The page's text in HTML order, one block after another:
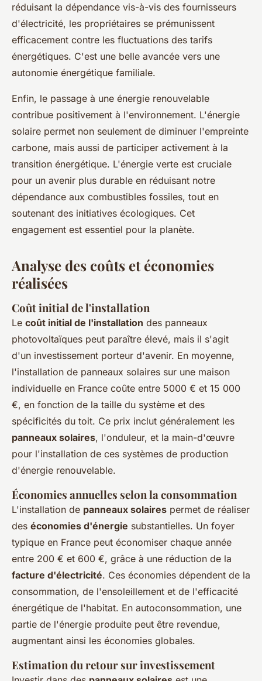
réduisant la dépendance vis-à-vis des fournisseurs
d'électricité, les propriétaires se prémunissent
efficacement contre les fluctuations des tarifs
énergétiques. C'est une belle avancée vers une
autonomie énergétique familiale.
Enfin, le passage à une énergie renouvelable
contribue positivement à l'environnement. L'énergie
solaire permet non seulement de diminuer l'empreinte
carbone, mais aussi de participer activement à la
transition énergétique. L'énergie verte est cruciale
pour un avenir plus durable en réduisant notre
dépendance aux combustibles fossiles, tout en
soutenant des initiatives écologiques. Cet
engagement est essentiel pour la planète.
Analyse des coûts et économies
réalisées
Coût initial de l'installation
Le coût initial de l'installation des panneaux
photovoltaïques peut paraître élevé, mais il s'agit
d'un investissement porteur d'avenir. En moyenne,
l'installation de panneaux solaires sur une maison
individuelle en France coûte entre 5000 € et 15 000
€, en fonction de la taille du système et des
spécificités du toit. Ce prix inclut généralement les
panneaux solaires, l'onduleur, et la main-d'œuvre
pour l'installation de ces systèmes de production
d'énergie renouvelable.
Économies annuelles selon la consommation
L'installation de panneaux solaires permet de réaliser
des économies d'énergie substantielles. Un foyer
typique en France peut économiser chaque année
entre 200 € et 600 €, grâce à une réduction de la
facture d'électricité. Ces économies dépendent de la
consommation, de l'ensoleillement et de l'efficacité
énergétique de l'habitat. En autoconsommation, une
partie de l'énergie produite peut être revendue,
augmentant ainsi les économies globales.
Estimation du retour sur investissement